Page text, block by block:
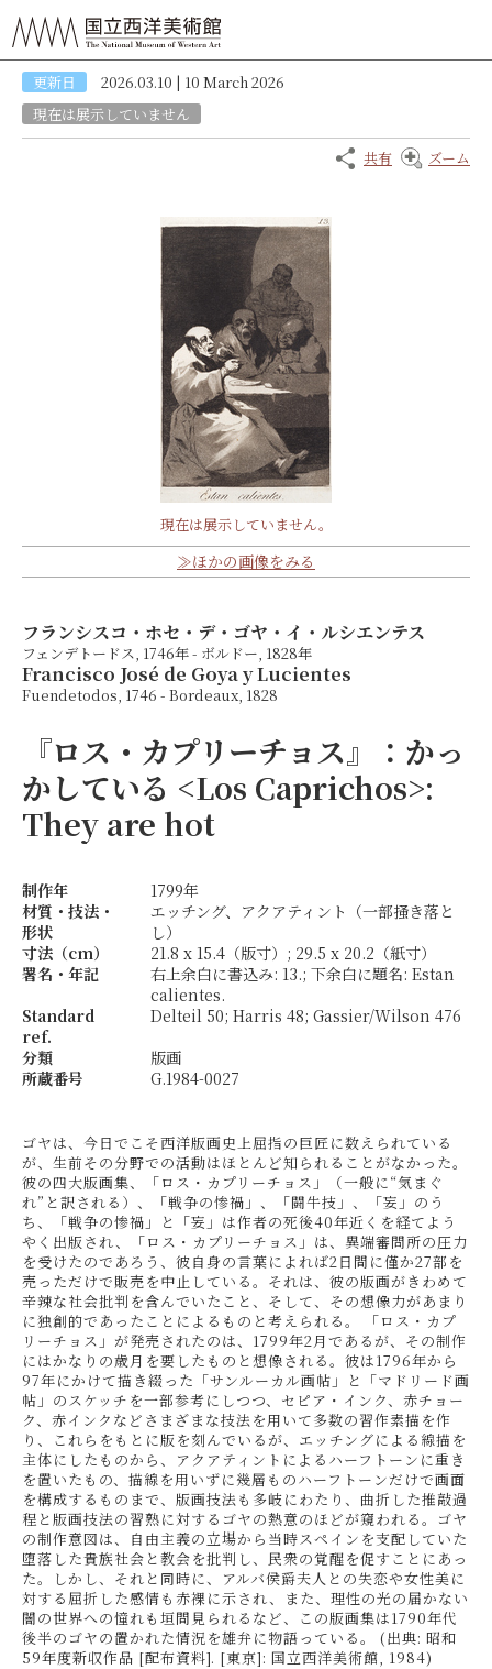
更新日
2026.03.10 | 10 March 2026
現在は展示していません
共有 ズーム
現在は展示していません。
≫ほかの画像をみる
フランシスコ・ホセ・デ・ゴヤ・イ・ルシエンテス
フェンデトードス, 1746年 - ボルドー, 1828年
Francisco José de Goya y Lucientes
Fuendetodos, 1746 - Bordeaux, 1828
『ロス・カプリーチョス』：かっ
かしている <Los Caprichos>:
They are hot
制作年
1799年
材質・技法・
形状
エッチング、アクアティント（一部掻き落と
し）
寸法（cm）
21.8 x 15.4（版寸）; 29.5 x 20.2（紙寸）
署名・年記
右上余白に書込み: 13.; 下余白に題名: Estan
calientes.
Standard
ref.
Delteil 50; Harris 48; Gassier/Wilson 476
分類
版画
所蔵番号
G.1984-0027
ゴヤは、今日でこそ西洋版画史上屈指の巨匠に数えられている
が、生前その分野での活動はほとんど知られることがなかった。
彼の四大版画集、「ロス・カプリーチョス」（一般に“気まぐ
れ”と訳される）、「戦争の惨禍」、「闘牛技」、「妄」のう
ち、「戦争の惨禍」と「妄」は作者の死後40年近くを経てよう
やく出版され、「ロス・カプリーチョス」は、異端審問所の圧力
を受けたのであろう、彼自身の言葉によれば2日間に僅か27部を
売っただけで販売を中止している。それは、彼の版画がきわめて
辛辣な社会批判を含んでいたこと、そして、その想像力があまり
に独創的であったことによるものと考えられる。 「ロス・カプ
リーチョス」が発売されたのは、1799年2月であるが、その制作
にはかなりの歳月を要したものと想像される。彼は1796年から
97年にかけて描き綴った「サンルーカル画帖」と「マドリード画
帖」のスケッチを一部参考にしつつ、セピア・インク、赤チョー
ク、赤インクなどさまざまな技法を用いて多数の習作素描を作
り、これらをもとに版を刻んでいるが、エッチングによる線描を
主体にしたものから、アクアティントによるハーフトーンに重き
を置いたもの、描線を用いずに幾層ものハーフトーンだけで画面
を構成するものまで、版画技法も多岐にわたり、曲折した推敲過
程と版画技法の習熟に対するゴヤの熱意のほどが窺われる。ゴヤ
の制作意図は、自由主義の立場から当時スペインを支配していた
堕落した貴族社会と教会を批判し、民衆の覚醒を促すことにあっ
た。しかし、それと同時に、アルバ侯爵夫人との失恋や女性美に
対する屈折した感情も赤裸に示され、また、理性の光の届かない
闇の世界への憧れも垣間見られるなど、この版画集は1790年代
後半のゴヤの置かれた情況を雄弁に物語っている。 (出典: 昭和
59年度新収作品 [配布資料]. [東京]: 国立西洋美術館, 1984)